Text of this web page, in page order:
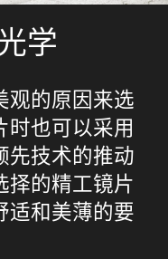
学
观的原因来选
时也可以采用
先技术的推动
择的精工镜片
适和美薄的要